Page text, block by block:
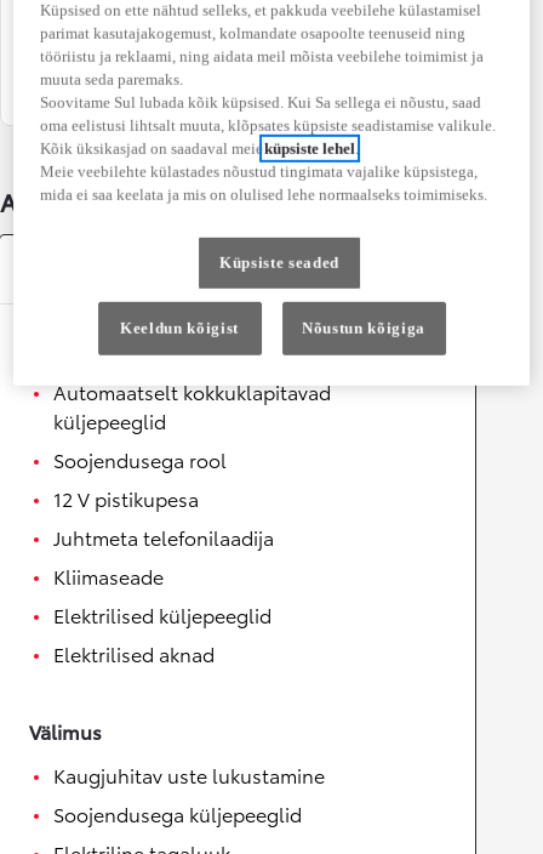
Osalenud
kindlustusjuhtumis
Ei
Auto üksikasjad
Mugavus
Automaatselt kokkuklapitavad
küljepeeglid
Soojendusega rool
12 V pistikupesa
Juhtmeta telefonilaadija
Kliimaseade
Elektrilised küljepeeglid
Elektrilised aknad
Välimus
Kaugjuhitav uste lukustamine
Soojendusega küljepeeglid
Küpsised on ette nähtud selleks, et pakkuda veebilehe külastamisel
parimat kasutajakogemust, kolmandate osapoolte teenuseid ning
tööriistu ja reklaami, ning aidata meil mõista veebilehe toimimist ja
muuta seda paremaks.
Soovitame Sul lubada kõik küpsised. Kui Sa sellega ei nõustu, saad
oma eelistusi lihtsalt muuta, klõpsates küpsiste seadistamise valikule.
Kõik üksikasjad on saadaval meieküpsiste lehel.
Meie veebilehte külastades nõustud tingimata vajalike küpsistega,
mida ei saa keelata ja mis on olulised lehe normaalseks toimimiseks.
Küpsiste seaded
Keeldun kõigist Nõustun kõigiga